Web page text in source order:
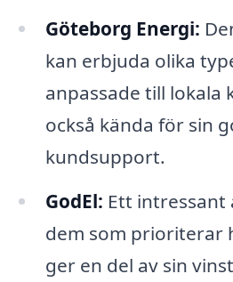
Göteborg Energi:
kan erbjuda olika
anpassade till lokala
också kända för sin
kundsupport.
GodEl: Ett
dem som prioriterar
ger en del av sin